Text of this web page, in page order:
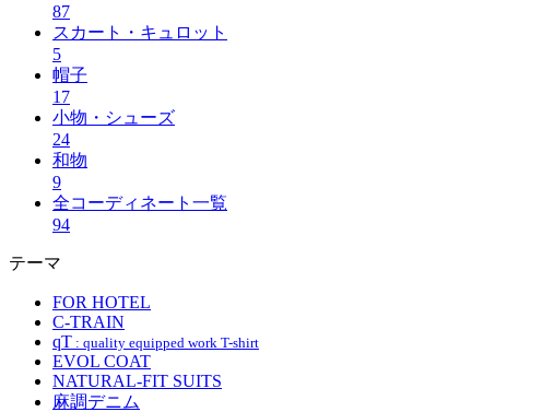
87
スカート・キュロット
5
帽子
17
小物・シューズ
24
和物
9
全コーディネート一覧
94
テーマ
FOR HOTEL
C-TRAIN
qT : quality equipped work T-shirt
EVOL COAT
NATURAL-FIT SUITS
麻調デニム